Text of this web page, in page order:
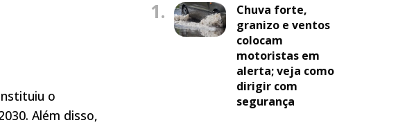
o
Além disso,
1.
Chuva forte,
granizo e ventos
colocam
motoristas em
alerta; veja como
dirigir com
segurança